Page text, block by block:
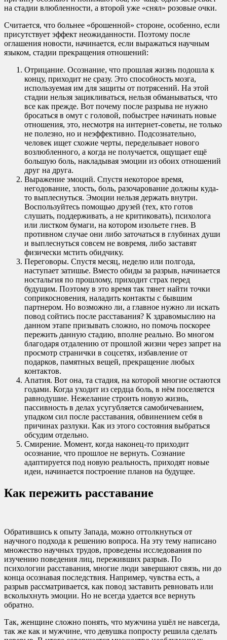
на стадии влюбленности, а второй уже «снял» розовые очки.
Считается, что больнее «брошенной» стороне, особенно, если
присутствует эффект неожиданности. Поэтому после
оглашения новости, начинается, если выражаться научным
языком, стадии прекращения отношений:
Отрицание. Осознание, что прошлая жизнь подошла к
концу, приходит не сразу. Это способность мозга,
используемая им для защиты от потрясений. На этой
стадии нельзя зацикливаться, нельзя обманываться, что
все как прежде. Вот почему после разрыва не нужно
бросаться в омут с головой, побыстрее начинать новые
отношения, это, несмотря на интернет-советы, не только
не полезно, но и неэффективно. Подсознательно,
человек ищет схожие черты, переделывает нового
возлюбленного, а когда не получается, ощущает ещё
большую боль, накладывая эмоции из обоих отношений
друг на друга.
Выражение эмоций. Спустя некоторое время,
негодование, злость, боль, разочарование должны куда-
то выплеснуться. Эмоции нельзя держать внутри.
Воспользуйтесь помощью друзей (тех, кто готов
слушать, поддерживать, а не критиковать), психолога
или листком бумаги, на котором изольете гнев. В
противном случае они либо заточаться в глубинах души
и выплеснуться совсем не вовремя, либо заставят
физически мстить обидчику.
Переговоры. Спустя месяц, неделю или полгода,
наступает затишье. Вместо обиды за разрыв, начинается
ностальгия по прошлому, приходит страх перед
будущим. Поэтому в это время так тянет найти точки
соприкосновения, наладить контакты с бывшим
партнером. Но возможно ли, а главное нужно ли искать
повод сойтись после расставания? К здравомыслию на
данном этапе призывать сложно, но помочь поскорее
пережить данную стадию, вполне реально. Во многом
благодаря отдалению от прошлой жизни через запрет на
просмотр странички в соцсетях, избавление от
подарков, памятных вещей, прекращение любых
контактов.
Апатия. Вот она, та стадия, на которой многие остаются
годами. Когда уходит из сердца боль, в нём поселяется
равнодушие. Нежелание строить новую жизнь,
пассивность в делах усугубляется самобичеванием,
упадком сил после расставания, обвинением себя в
причинах разлуки. Как из этого состояния выбраться
обсудим отдельно.
Смирение. Момент, когда наконец-то приходит
осознание, что прошлое не вернуть. Сознание
адаптируется под новую реальность, приходят новые
идеи, начинается построение планов на будущее.
Как пережить расставание
Обратившись к опыту Запада, можно оттолкнуться от
научного подхода к решению вопроса. На эту тему написано
множество научных трудов, проведены исследования по
изучению поведения лиц, переживших разрыв. По
психологии расставания, многие люди завершают связь, ни до
конца осознавая последствия. Например, чувства есть, а
разрыв рассматривается, как повод заставить ревновать или
всколыхнуть эмоции. Но не всегда удается все вернуть
обратно.
Так, женщине сложно понять, что мужчина ушёл не навсегда,
так же как и мужчине, что девушка попросту решила сделать